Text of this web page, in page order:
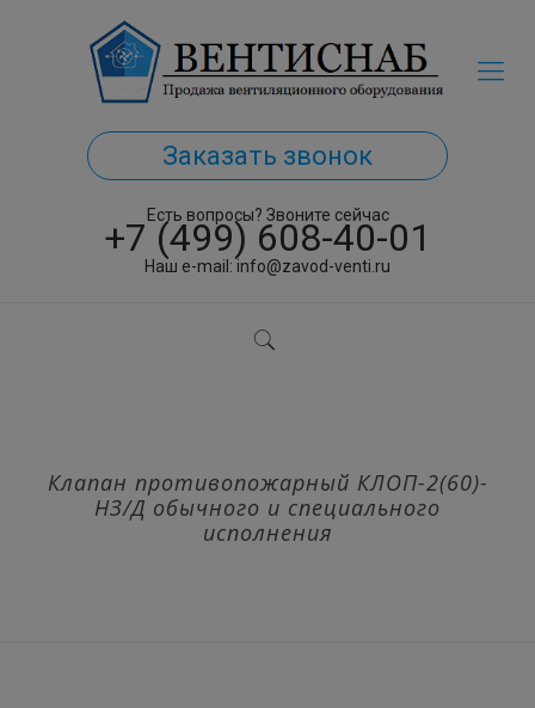
Заказать звонок
Есть вопросы? Звоните сейчас
+7 (499) 608-40-01
Наш e-mail: info@zavod-venti.ru
Клапан противопожарный КЛОП-2(60)-
НЗ/Д обычного и специального
исполнения